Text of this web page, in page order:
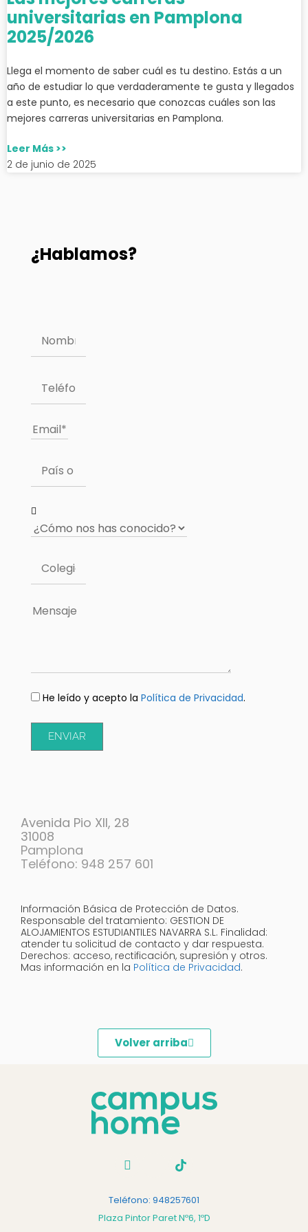
universitarias en Pamplona
2025/2026
Llega el momento de saber cuál es tu destino. Estás a un
año de estudiar lo que verdaderamente te gusta y llegados
a este punto, es necesario que conozcas cuáles son las
mejores carreras universitarias en Pamplona.
Leer Más >>
2 de junio de 2025
¿Hablamos?
He leído y acepto la Política de Privacidad.
ENVIAR
Avenida Pio XII, 28
31008
Pamplona
Teléfono: 948 257 601
Información Básica de Protección de Datos.
Responsable del tratamiento: GESTION DE
ALOJAMIENTOS ESTUDIANTILES NAVARRA S.L. Finalidad:
atender tu solicitud de contacto y dar respuesta.
Derechos: acceso, rectificación, supresión y otros.
Mas información en la Política de Privacidad.
Volver arriba
Teléfono: 948257601
Plaza Pintor Paret Nº6, 1ºD